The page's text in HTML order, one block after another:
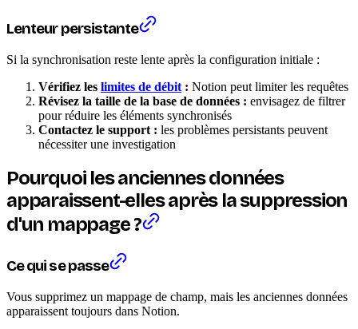
Lenteur persistante
Si la synchronisation reste lente après la configuration initiale :
Vérifiez les limites de débit : Notion peut limiter les requêtes
Révisez la taille de la base de données : envisagez de filtrer
pour réduire les éléments synchronisés
Contactez le support : les problèmes persistants peuvent
nécessiter une investigation
Pourquoi les anciennes données
apparaissent-elles après la suppression
d'un mappage ?
Ce qui se passe
Vous supprimez un mappage de champ, mais les anciennes données
apparaissent toujours dans Notion.